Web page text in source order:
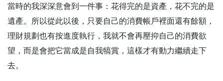
當時的我深深意會到一件事：花得完的是資產，花不完的是
遺產。所以從此以後，只要自己的消費帳戶裡面還有餘額，
理財規劃也有按進度執行，我就不會再壓抑自己的消費欲
望，而是會把它當成是自我犒賞，這樣才有動力繼續走下
去。